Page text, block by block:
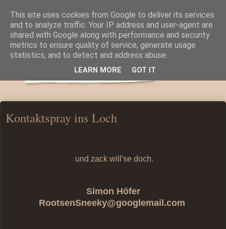
Kontaktspray ins Loch
und zack will'se doch.
Simon Höfer
RootsenSneeky@googlemail.com
This site uses cookies from Google to deliver its services
and to analyze traffic. Your IP address and user-agent are
shared with Google along with performance and security
metrics to ensure quality of service, generate usage
statistics, and to detect and address abuse.
LEARN MORE GOT IT